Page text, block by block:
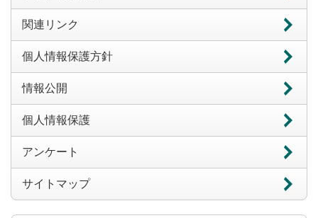
関連リンク
個人情報保護方針
情報公開
個人情報保護
アンケート
サイトマップ